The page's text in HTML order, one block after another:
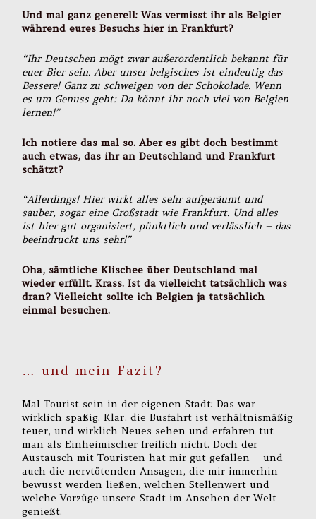
Und mal ganz generell: Was vermisst ihr als Belgier
während eures Besuchs hier in Frankfurt?
“Ihr Deutschen mögt zwar außerordentlich bekannt für
euer Bier sein. Aber unser belgisches ist eindeutig das
Bessere! Ganz zu schweigen von der Schokolade. Wenn
es um Genuss geht: Da könnt ihr noch viel von Belgien
lernen!”
Ich notiere das mal so. Aber es gibt doch bestimmt
auch etwas, das ihr an Deutschland und Frankfurt
schätzt?
“Allerdings! Hier wirkt alles sehr aufgeräumt und
sauber, sogar eine Großstadt wie Frankfurt. Und alles
ist hier gut organisiert, pünktlich und verlässlich – das
beeindruckt uns sehr!”
Oha, sämtliche Klischee über Deutschland mal
wieder erfüllt. Krass. Ist da vielleicht tatsächlich was
dran? Vielleicht sollte ich Belgien ja tatsächlich
einmal besuchen.
… und mein Fazit?
Mal Tourist sein in der eigenen Stadt: Das war
wirklich spaßig. Klar, die Busfahrt ist verhältnismäßig
teuer, und wirklich Neues sehen und erfahren tut
man als Einheimischer freilich nicht. Doch der
Austausch mit Touristen hat mir gut gefallen – und
auch die nervtötenden Ansagen, die mir immerhin
bewusst werden ließen, welchen Stellenwert und
welche Vorzüge unsere Stadt im Ansehen der Welt
genießt.